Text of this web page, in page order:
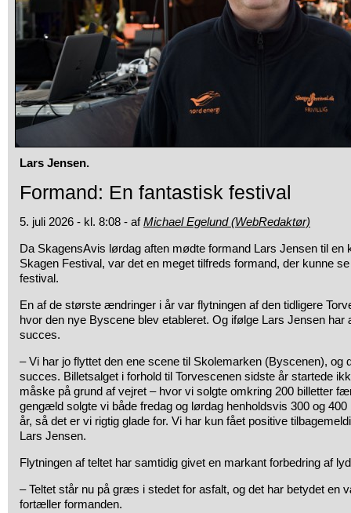
Lars Jensen.
Formand: En fantastisk festival
5. juli 2026 - kl. 8:08 - afMichael Egelund (WebRedaktør)
Da SkagensAvis lørdag aften mødte formand Lars Jensen til en
Skagen Festival, var det en meget tilfreds formand, der kunne
festival.
En af de største ændringer i år var flytningen af den tidligere
hvor den nye Byscene blev etableret. Og ifølge Lars Jensen
succes.
– Vi har jo flyttet den ene scene til Skolemarken (Byscenen), og
succes. Billetsalget i forhold til Torvescenen sidste år startede
måske på grund af vejret – hvor vi solgte omkring 200 billetter
gengæld solgte vi både fredag og lørdag henholdsvis 300 og 400
år, så det er vi rigtig glade for. Vi har kun fået positive
Lars Jensen.
Flytningen af teltet har samtidig givet en markant forbedring af
– Teltet står nu på græs i stedet for asfalt, og det har betydet en
fortæller formanden.